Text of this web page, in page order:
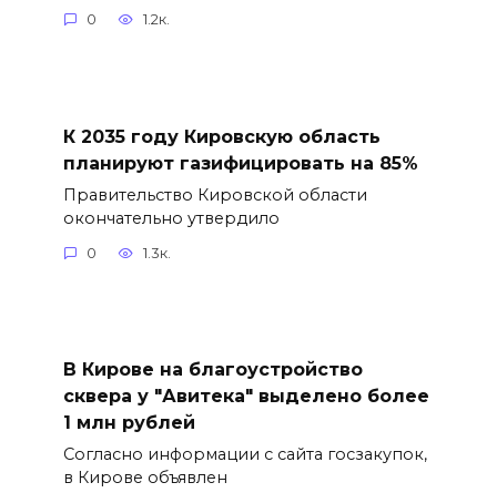
0 1.2к.
К 2035 году Кировскую область
планируют газифицировать на 85%
Правительство Кировской области
окончательно утвердило
0 1.3к.
В Кирове на благоустройство
сквера у "Авитека" выделено более
1 млн рублей
Согласно информации с сайта госзакупок,
в Кирове объявлен